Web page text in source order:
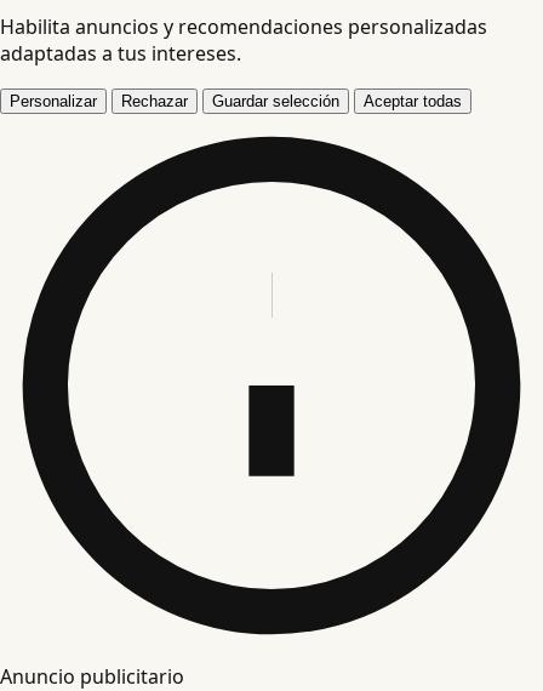
Habilita anuncios y recomendaciones personalizadas
adaptadas a tus intereses.
Personalizar Rechazar Guardar selección Aceptar todas
Anuncio publicitario